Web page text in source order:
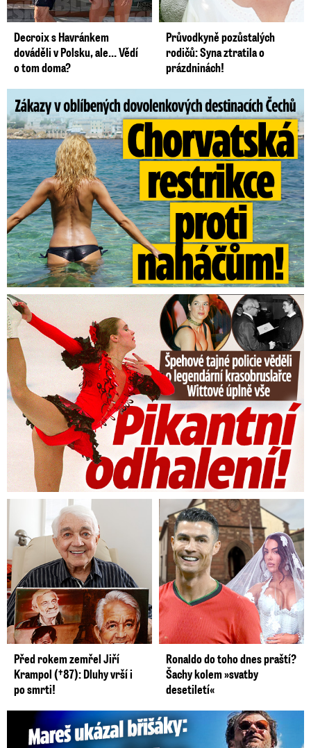
Decroix s Havránkem
dováděli v Polsku, ale… Vědí
o tom doma?
Průvodkyně pozůstalých
rodičů: Syna ztratila o
prázdninách!
Zákazy v dovolenkových rájích: Restrikce proti naháčům!
Tajná policie špehovala krasobruslařku Wittovou: Pikantní ...
Před rokem zemřel Jiří
Krampol (†87): Dluhy vrší i
po smrti!
Ronaldo do toho dnes praští?
Šachy kolem »svatby
desetiletí«
Mareš v dokonalé formě ukázal břišáky: Padesátka není znát